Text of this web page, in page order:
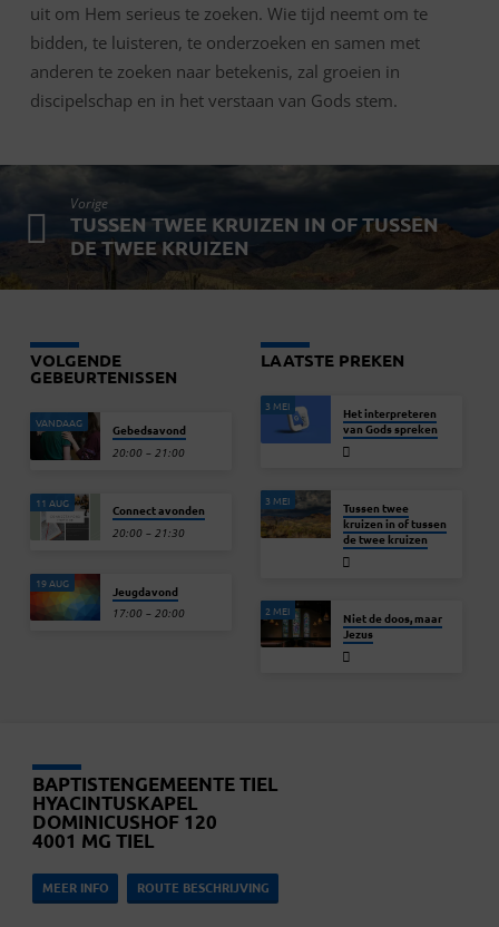
uit om Hem serieus te zoeken. Wie tijd neemt om te
bidden, te luisteren, te onderzoeken en samen met
anderen te zoeken naar betekenis, zal groeien in
discipelschap en in het verstaan van Gods stem.
Vorige
TUSSEN TWEE KRUIZEN IN OF TUSSEN
DE TWEE KRUIZEN
VOLGENDE
GEBEURTENISSEN
VANDAAG Gebedsavond
20:00 – 21:00
11 AUG Connect avonden
20:00 – 21:30
19 AUG Jeugdavond
17:00 – 20:00
LAATSTE PREKEN
3 MEI
Het interpreteren
van Gods spreken
3 MEI
Tussen twee
kruizen in of tussen
de twee kruizen
2 MEI
Niet de doos, maar
Jezus
BAPTISTENGEMEENTE TIEL
HYACINTUSKAPEL
DOMINICUSHOF 120
4001 MG TIEL
MEER INFO ROUTE BESCHRIJVING